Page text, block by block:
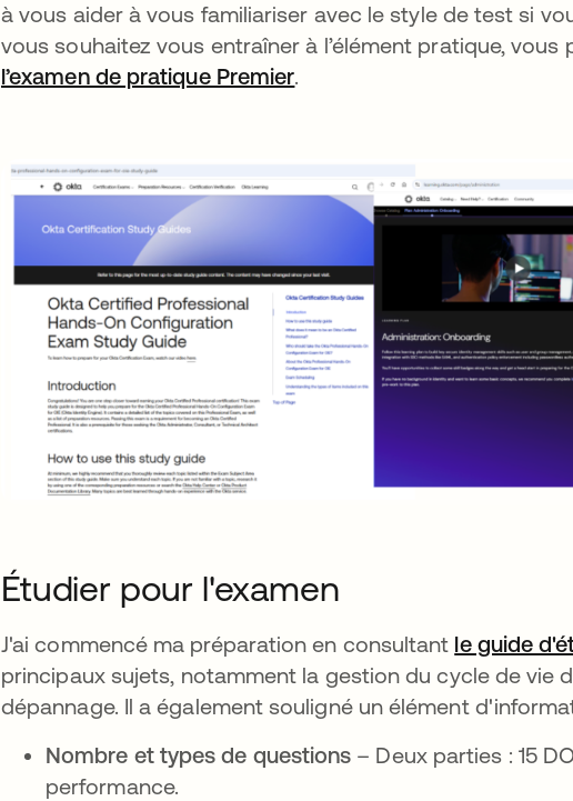
à vous aider à vous familiariser avec le style de test si
vous souhaitez vous entraîner à l’élément pratique,
l’examen de pratique Premiers’ouvre dans un nouvel
.
Étudier pour l'examen
J'ai commencé ma préparation en consultant le guide
principaux sujets, notamment la gestion du cycle de vie
dépannage. Il a également souligné un élément
Nombre et types de questions – Deux parties : 15
performance.